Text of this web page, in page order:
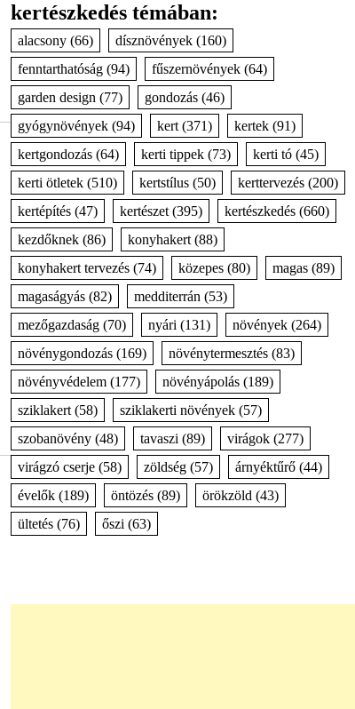
kertészkedés témában:
alacsony(66) dísznövények(160)
fenntarthatóság(94) fűszernövények(64)
garden design (77) gondozás(46)
gyógynövények(94) kert(371) kertek(91)
kertgondozás(64) kerti tippek(73) kerti tó(45)
kerti ötletek(510) kertstílus(50) kerttervezés(200)
kertépítés(47) kertészet(395) kertészkedés(660)
kezdőknek(86) konyhakert(88)
konyhakert tervezés(74) közepes(80) magas(89)
magaságyás(82) medditerrán (53)
mezőgazdaság(70) nyári (131) növények(264)
növénygondozás(169) növénytermesztés(83)
növényvédelem(177) növényápolás(189)
sziklakert(58) sziklakerti növények(57)
szobanövény(48) tavaszi (89) virágok(277)
virágzó cserje(58) zöldség(57) árnyéktűrő(44)
évelők(189) öntözés(89) örökzöld (43)
ültetés(76) őszi (63)